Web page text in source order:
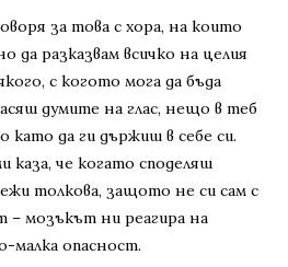
за това с хора, на които
да разказвам всичко на целия
с когото мога да бъда
думите на глас, нещо в теб
като да ги държиш в себе си.
каза, че когато споделяш
толкова, защото не си сам с
– мозъкът ни реагира на
малка опасност.